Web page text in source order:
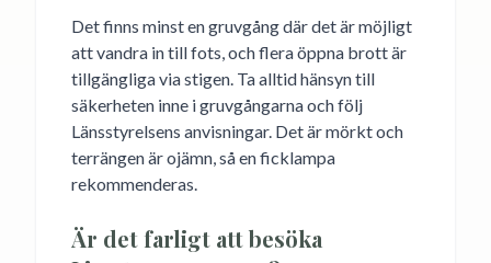
Det finns minst en gruvgång där det är möjligt
att vandra in till fots, och flera öppna brott är
tillgängliga via stigen. Ta alltid hänsyn till
säkerheten inne i gruvgångarna och följ
Länsstyrelsens anvisningar. Det är mörkt och
terrängen är ojämn, så en ficklampa
rekommenderas.
Är det farligt att besöka